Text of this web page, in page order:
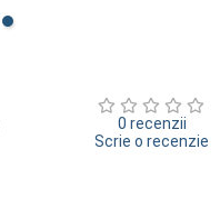
0 recenzii
Scrie o recenzie